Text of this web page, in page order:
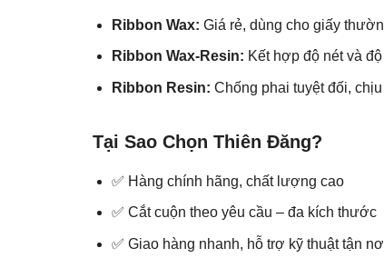
Ribbon Wax: Giá rẻ, dùng cho giấy
Ribbon Wax-Resin: Kết hợp độ nét và
Ribbon Resin: Chống phai tuyệt đối,
Tại Sao Chọn Thiên Đăng?
✅ Hàng chính hãng, chất lượng cao
✅ Cắt cuộn theo yêu cầu – đa kích thước
✅ Giao hàng nhanh, hỗ trợ kỹ thuật tận